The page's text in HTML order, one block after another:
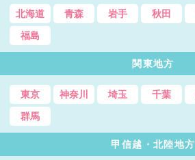
北海道 青森 岩手 秋田
福島
関東地方
東京 神奈川 埼玉 千葉
群馬
甲信越・北陸地方